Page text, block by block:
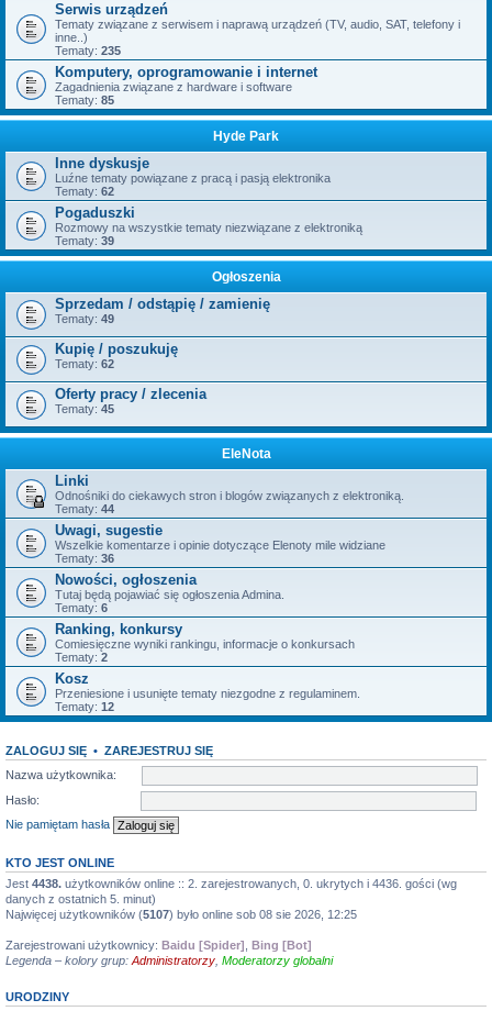
Serwis urządzeń
Tematy związane z serwisem i naprawą urządzeń (TV, audio, SAT, telefony i
inne..)
Tematy: 235
Komputery, oprogramowanie i internet
Zagadnienia związane z hardware i software
Tematy: 85
Hyde Park
Inne dyskusje
Luźne tematy powiązane z pracą i pasją elektronika
Tematy: 62
Pogaduszki
Rozmowy na wszystkie tematy niezwiązane z elektroniką
Tematy: 39
Ogłoszenia
Sprzedam / odstąpię / zamienię
Tematy: 49
Kupię / poszukuję
Tematy: 62
Oferty pracy / zlecenia
Tematy: 45
EleNota
Linki
Odnośniki do ciekawych stron i blogów związanych z elektroniką.
Tematy: 44
Uwagi, sugestie
Wszelkie komentarze i opinie dotyczące Elenoty mile widziane
Tematy: 36
Nowości, ogłoszenia
Tutaj będą pojawiać się ogłoszenia Admina.
Tematy: 6
Ranking, konkursy
Comiesięczne wyniki rankingu, informacje o konkursach
Tematy: 2
Kosz
Przeniesione i usunięte tematy niezgodne z regulaminem.
Tematy: 12
ZALOGUJ SIĘ • ZAREJESTRUJ SIĘ
Nazwa użytkownika:
Hasło:
Nie pamiętam hasła
KTO JEST ONLINE
Jest 4438. użytkowników online :: 2. zarejestrowanych, 0. ukrytych i 4436. gości (wg
danych z ostatnich 5. minut)
Najwięcej użytkowników (5107) było online sob 08 sie 2026, 12:25
Zarejestrowani użytkownicy: Baidu [Spider] Bing [Bot]
Legenda – kolory grup: Administratorzy Moderatorzy globalni
URODZINY